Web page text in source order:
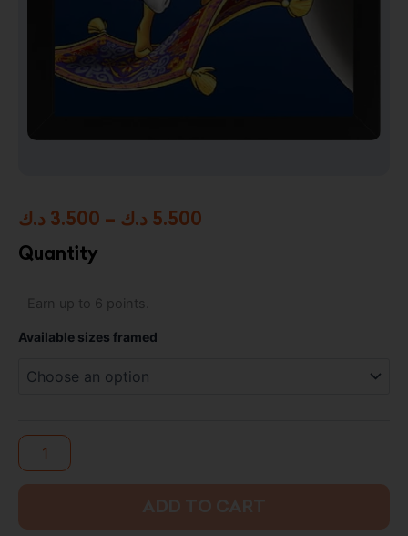
3.500 د.ك – 5.500 د.ك
Quantity
Earn up to 6 points.
Available sizes framed
High
Framed
Print